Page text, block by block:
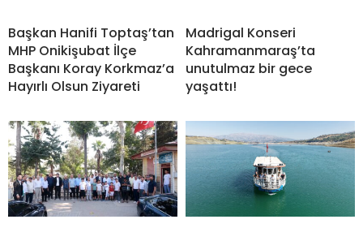
Başkan Hanifi Toptaş’tan
MHP Onikişubat İlçe
Başkanı Koray Korkmaz’a
Hayırlı Olsun Ziyareti
Madrigal Konseri
Kahramanmaraş’ta
unutulmaz bir gece
yaşattı!